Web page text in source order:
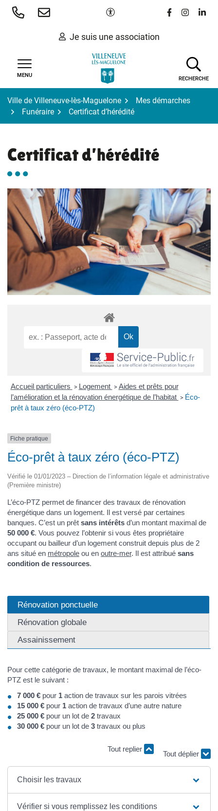
Aller
Paramètres d'accessibilité
Lien vers le
Lien vers
Lien
Je suis une association
MENU
RECHERCHE
Ville de Villeneuve-lès-Maguelone
Mes démarches
Funéraire
Certificat d’hérédité
Certificat d’hérédité
Accueil particuliers > Logement > Aides et prêts pour
l’amélioration et la rénovation énergétique de l’habitat > Éco-
prêt à taux zéro (éco-PTZ)
Fiche pratique
Éco-prêt à taux zéro (éco-PTZ)
Vérifié le 01/01/2023 – Direction de l’information légale et administrative
(Première ministre)
L’éco-PTZ permet de financer des travaux de rénovation
énergétique dans un logement. Il est versé par certaines
banques. C’est un prêt sans intérêts d’un montant maximal de
50 000 €. Vous pouvez l’obtenir si vous êtes propriétaire
occupant ou bailleur d’un logement construit depuis plus de 2
ans situé en métropole ou en outre-mer. Il est attribué sans
condition de ressources.
Rénovation ponctuelle
Rénovation globale
Assainissement
Pour cette catégorie de travaux, le montant maximal de l’éco-
PTZ est le suivant :
7 000 € pour 1 action de travaux sur les parois vitrées
15 000 € pour 1 action de travaux d’une autre nature
25 000 € pour un lot de 2 travaux
30 000 € pour un lot de 3 travaux ou plus
Tout replier Tout déplier
Choisir les travaux
Vérifier si vous remplissez les conditions